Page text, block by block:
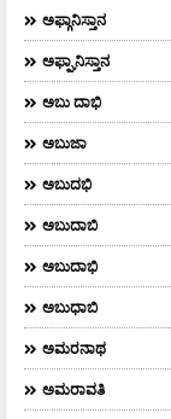
ಅಫ್ಗಾನಿಸ್ತಾನ
ಅಫ್ಘಾನಿಸ್ತಾನ
ಅಬು ದಾಭಿ
ಅಬುಜಾ
ಅಬುದಭಿ
ಅಬುದಾಬಿ
ಅಬುದಾಭಿ
ಅಬುಧಾಬಿ
ಅಮರನಾಥ
ಅಮರಾವತಿ